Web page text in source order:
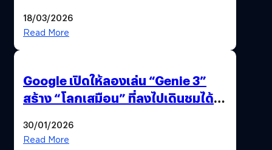
18/03/2026
Read More
Google เปิดให้ลองเล่น “Genie 3”
สร้าง “โลกเสมือน” ที่ลงไปเดินชมได้
30/01/2026
Read More